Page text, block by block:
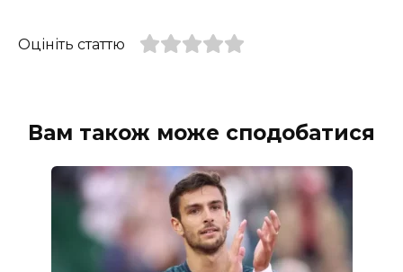
Оцініть статтю
Вам також може сподобатися